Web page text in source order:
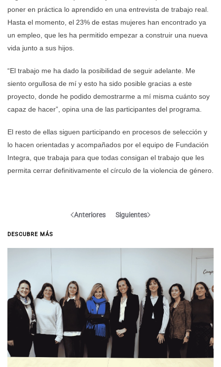
poner en práctica lo aprendido en una entrevista de trabajo real.
Hasta el momento, el 23% de estas mujeres han encontrado ya
un empleo, que les ha permitido empezar a construir una nueva
vida junto a sus hijos.
“El trabajo me ha dado la posibilidad de seguir adelante. Me
siento orgullosa de mí y esto ha sido posible gracias a este
proyecto, donde he podido demostrarme a mí misma cuánto soy
capaz de hacer”, opina una de las participantes del programa.
El resto de ellas siguen participando en procesos de selección y
lo hacen orientadas y acompañados por el equipo de Fundación
Integra, que trabaja para que todas consigan el trabajo que les
permita cerrar definitivamente el círculo de la violencia de género.
Anteriores Siguientes
DESCUBRE MÁS